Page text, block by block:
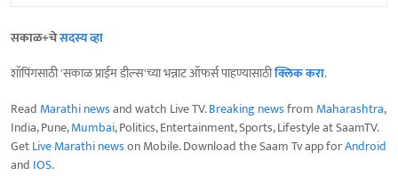
सकाळ+चेसदस्य व्हा
शॉपिंगसाठी 'सकाळ प्राईम डील्स'च्या भन्नाट ऑफर्स पाहण्यासाठीक्लिक करा.
Read Marathi newsand watch Live TV.Breaking newsfrom Maharashtra,
India, Pune,Mumbai, Politics, Entertainment, Sports, Lifestyle at SaamTV.
GetLive Marathi newson Mobile. Download the Saam Tv app forAndroid
and IOS.